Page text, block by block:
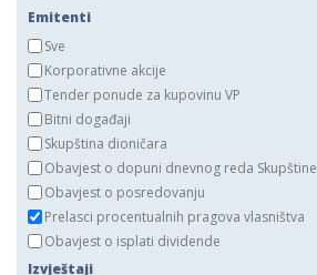
Emitenti
Sve
Korporativne akcije
Tender ponude za kupovinu VP
Bitni događaji
Skupština dioničara
Obavjest o dopuni dnevnog reda Skupštine
Obavjest o posredovanju
Prelasci procentualnih pragova vlasništva
Obavjest o isplati dividende
Izvještaji